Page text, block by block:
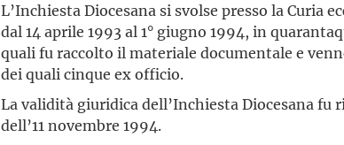
L’Inchiesta Diocesana si svolse presso la Curia
dal 14 aprile 1993 al 1° giugno 1994, in
quali fu raccolto il materiale documentale e
dei quali cinque ex officio.
La validità giuridica dell’Inchiesta Diocesana fu
dell’11 novembre 1994.